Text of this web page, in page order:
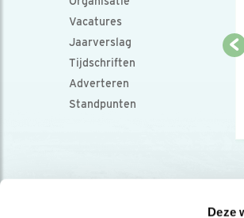
Deze
Vacatures
Jaarverslag
Tijdschriften
Adverteren
Standpunten